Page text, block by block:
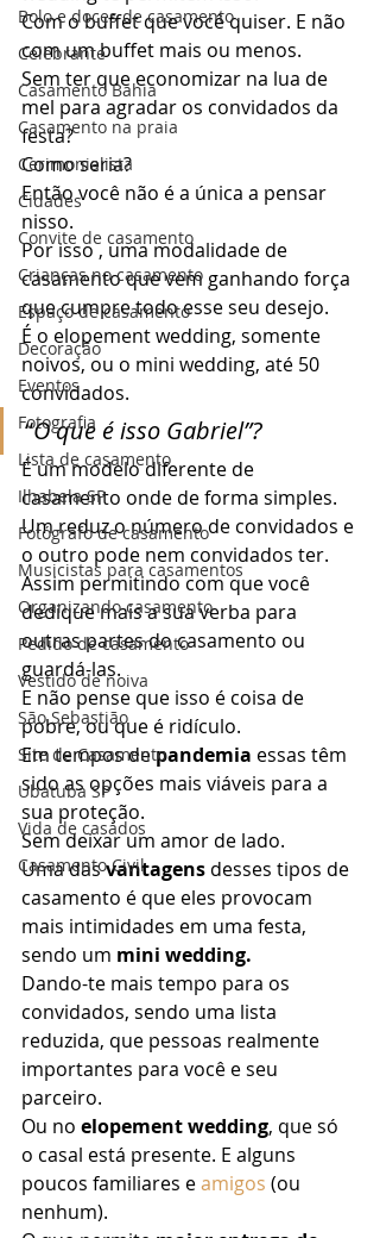
Bolo e doces de casamento
Celebrante
Casamento Bahia
Casamento na praia
Cerimonialista
Cidades
Convite de casamento
Crianças no casamento
Espaço de casamento
Decoração
Eventos
Fotografia
Lista de casamento
Ilhabela SP
Fotógrafo de casamento
Musicistas para casamentos
Organizando casamento
Pedido de casamento
Vestido de noiva
São Sebastião
Site de Casamento
Ubatuba SP
Vida de casados
Casamento Civil
Com o buffet que você quiser. E não
com um buffet mais ou menos.
Sem ter que economizar na lua de
mel para agradar os convidados da
festa?
Como seria?
Então você não é a única a pensar
nisso.
Por isso , uma modalidade de
casamento que vem ganhando força
que cumpre todo esse seu desejo.
É o elopement wedding, somente
noivos, ou o mini wedding, até 50
convidados.
“O que é isso Gabriel”?
É um modelo diferente de
casamento onde de forma simples.
Um reduz o número de convidados e
o outro pode nem convidados ter.
Assim permitindo com que você
dedique mais a sua verba para
outras partes do casamento ou
guardá-las.
E não pense que isso é coisa de
pobre, ou que é ridículo.
Em tempos de pandemia essas têm
sido as opções mais viáveis para a
sua proteção.
Sem deixar um amor de lado.
Uma das vantagens desses tipos de
casamento é que eles provocam
mais intimidades em uma festa,
sendo um mini wedding.
Dando-te mais tempo para os
convidados, sendo uma lista
reduzida, que pessoas realmente
importantes para você e seu
parceiro.
Ou no elopement wedding, que só
o casal está presente. E alguns
poucos familiares e amigos (ou
nenhum).